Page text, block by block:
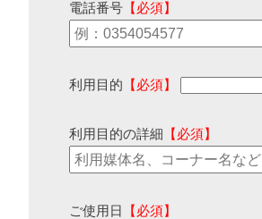
電話番号 【必須】
利用目的 【必須】
利用目的の詳細 【必須】
ご使用日 【必須】